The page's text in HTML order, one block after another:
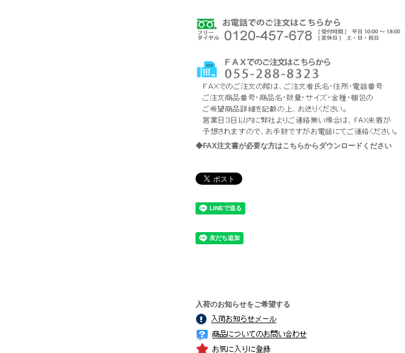
◆FAX注文書が必要な方はこちらからダウンロードください
入荷のお知らせをご希望する